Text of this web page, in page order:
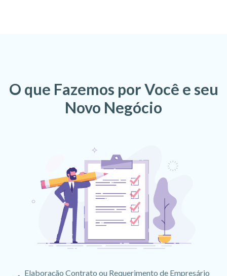
O que Fazemos por Você e seu
Novo Negócio
Elaboração Contrato ou Requerimento de Empresário